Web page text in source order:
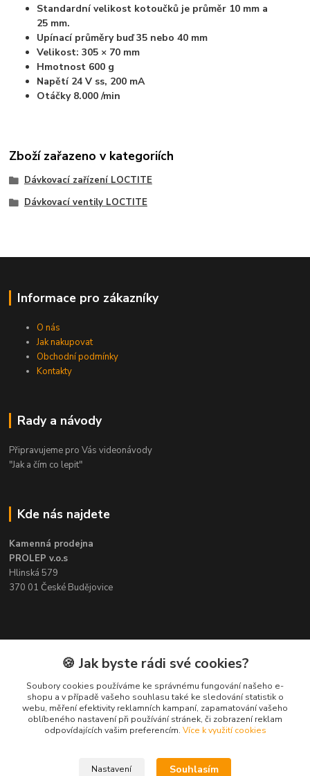
Standardní velikost kotoučků je průměr 10 mm a
25 mm.
Upínací průměry buď 35 nebo 40 mm
Velikost: 305 × 70 mm
Hmotnost 600 g
Napětí 24 V ss, 200 mA
Otáčky 8.000 /min
Zboží zařazeno v kategoriích
Dávkovací zařízení LOCTITE
Dávkovací ventily LOCTITE
Informace pro zákazníky
O nás
Jak nakupovat
Obchodní podmínky
Kontakty
Rady a návody
Připravujeme pro Vás videonávody
"Jak a čím co lepit"
Kde nás najdete
Kamenná prodejna
PROLEP v.o.s
Hlinská 579
370 01 České Budějovice
Kontakt
Pavel Šedivý
+420 602 148 895
Pracovní doba PO - PÁ: 8,00-16,30
🍪 Jak byste rádi své cookies?
Soubory cookies používáme ke správnému fungování našeho e-
shopu a v případě vašeho souhlasu také ke sledování statistik o
webu, měření efektivity reklamních kampaní, zapamatování vašeho
oblíbeného nastavení při používání stránek, či zobrazení reklam
odpovídajících vašim preferencím. Více k využití cookies
Nastavení Souhlasím